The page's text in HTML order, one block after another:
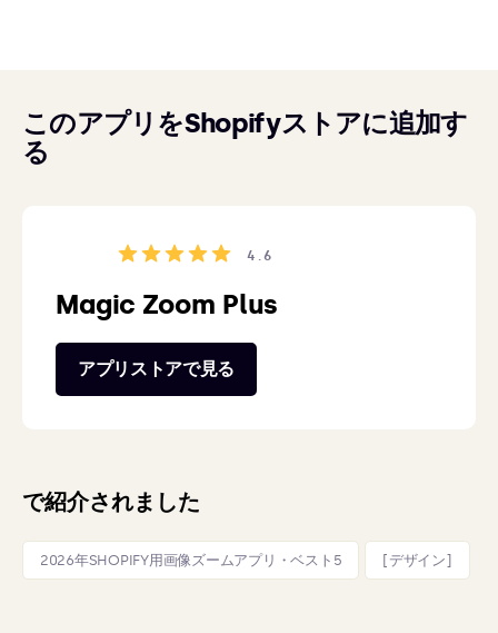
このアプリをShopifyストアに追加す
る
4.6
Magic Zoom Plus
アプリストアで見る
で紹介されました
2026年SHOPIFY用画像ズームアプリ・ベスト5 [デザイン]